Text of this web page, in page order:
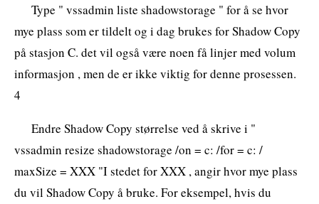
Type " vssadmin liste shadowstorage " for å se hvor
mye plass som er tildelt og i dag brukes for Shadow Copy
på stasjon C. det vil også være noen få linjer med volum
informasjon , men de er ikke viktig for denne prosessen.
4
Endre Shadow Copy størrelse ved å skrive i "
vssadmin resize shadowstorage /on = c: /​​for = c: /​​
maxSize = XXX "I stedet for XXX , angir hvor mye plass
du vil Shadow Copy å bruke. For eksempel, hvis du